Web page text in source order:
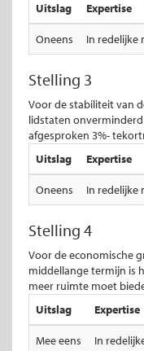
Uitslag
Expertise
Oneens In redelijke
Stelling 3
Voor de stabiliteit van
lidstaten
afgesproken 3%-
Uitslag
Expertise
Oneens In redelijke
Stelling 4
Voor de economische
middellange termijn is
meer ruimte moet
Uitslag
Expertise
Mee eens In